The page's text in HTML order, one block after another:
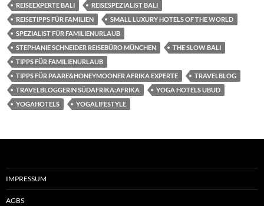
REISEEXPERTE BALI
REISESPEZIALIST BALI
REISETIPPS FÜR FAMILIEN
SMALL LUXURY HOTELS OF THE WORLD
SPEZIALIST FÜR FAMILIENURLAUB
STEPHANIE SCHNEIDER REISEBÜRO MÜNCHEN
THE SLOW BALI
TIPPS FÜR FAMILIENURLAUB
TIPPS FÜR PAARE&HONEYMOONER AFRIKA EXPERTE
TRAVELBLOG
TRAVELBLOGGERIN SÜDAFRIKA:AFRIKA
YOGA HOTELS UBUD
YOGAHOTELS
YOGALIFESTYLE
IMPRESSUM
AGBS